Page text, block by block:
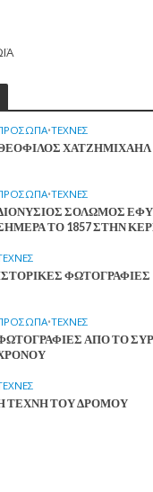
•ΤΕΧΝΕΣ
ΧΑΤΖΗΜΙΧΑΗΛ
•ΤΕΧΝΕΣ
ΣΟΛΩΜΟΣ
ΤΟ 1857 ΣΤΗΝ
ΦΩΤΟΓΡΑΦΙΕΣ
•ΤΕΧΝΕΣ
ΑΠΟ ΤΟ
ΤΕΧΝΗ ΤΟΥ ΔΡΟΜΟΥ